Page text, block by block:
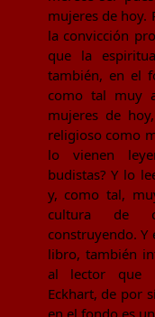
mujeres de hoy.
la convicción
que la
también, en el
como tal muy
mujeres de
religioso como
lo vienen
budistas? Y lo
y, como tal,
cultura de
construyendo.
libro, también
al lector que
Eckhart, de por
en el fondo es